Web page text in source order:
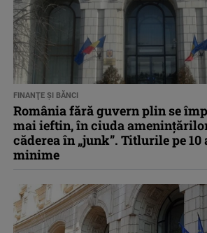
FINANŢE ŞI BĂNCI
România fără guvern plin se
mai ieftin, în ciuda
căderea în „junk”. Titlurile pe 10
minime